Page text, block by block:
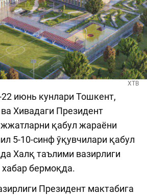
ХТВ
июнь кунлари Тошкент,
Хивадаги Президент
қабул жараёни
5-10-синф ўқувчилари қабул
Халқ таълими вазирлиги
бермоқда.
Президент мактабига